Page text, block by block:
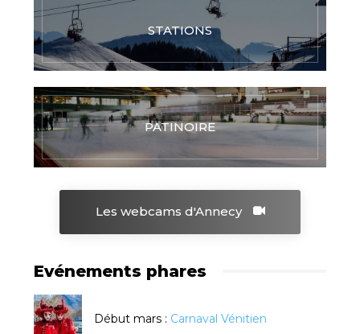
STATIONS
PATINOIRE
Les webcams d'Annecy
Evénements phares
Début mars : Carnaval Vénitien